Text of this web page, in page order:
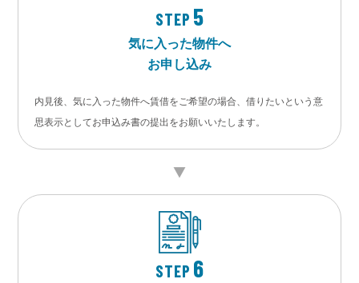
STEP 5
気に入った物件へ
お申し込み
内見後、気に入った物件へ賃借をご希望の場合、借りたいという意
思表示としてお申込み書の提出をお願いいたします。
STEP 6